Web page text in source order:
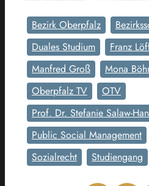
Bezirk Oberpfalz
Duales Studium
Franz
Manfred Groß
Mona
Oberpfalz TV
OTV
Prof. Dr. Stefanie Salaw-
Public Social Management
Sozialrecht
Studiengang